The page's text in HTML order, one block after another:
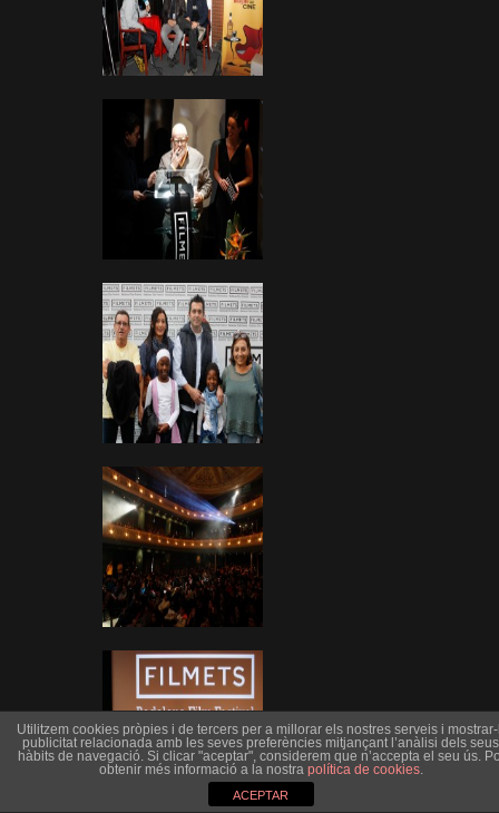
Utilitzem cookies pròpies i de tercers per a millorar els nostres serveis i
publicitat relacionada amb les seves preferències mitjançant l’anàlisi dels seus
hàbits de navegació. Si clicar "aceptar", considerem que n’accepta el seu ús.
obtenir més informació a la nostra política de cookies.
ACEPTAR